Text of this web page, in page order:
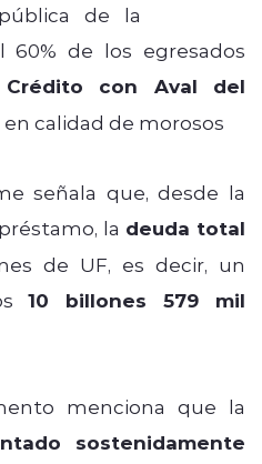
de la
60% de los egresados
Crédito con Aval del
calidad de morosos
señala que, desde la
la deuda total
de UF, es decir, un
10 billones 579 mil
menciona que la
sostenidamente